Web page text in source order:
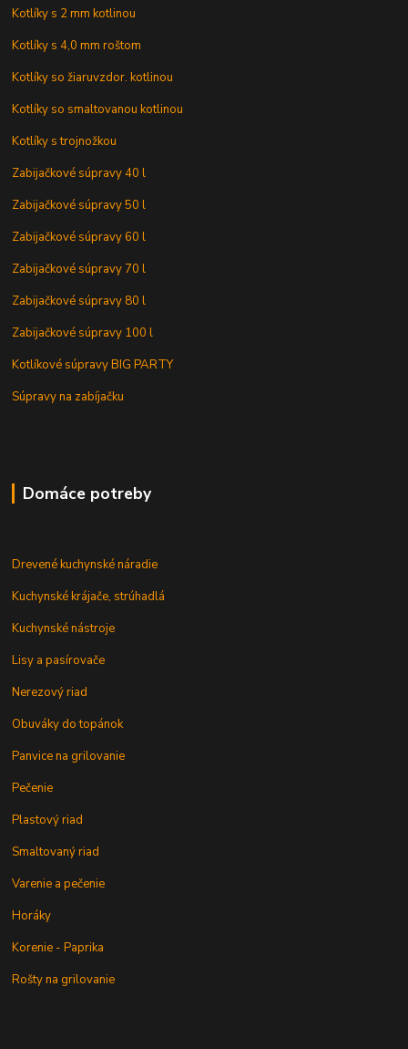
Kotlíky s 2 mm kotlinou
Kotlíky s 4,0 mm roštom
Kotlíky so žiaruvzdor. kotlinou
Kotlíky so smaltovanou kotlinou
Kotlíky s trojnožkou
Zabijačkové súpravy 40 l
Zabijačkové súpravy 50 l
Zabijačkové súpravy 60 l
Zabijačkové súpravy 70 l
Zabijačkové súpravy 80 l
Zabijačkové súpravy 100 l
Kotlíkové súpravy BIG PARTY
Súpravy na zabíjačku
Domáce potreby
Drevené kuchynské náradie
Kuchynské krájače, strúhadlá
Kuchynské nástroje
Lisy a pasírovače
Nerezový riad
Obuváky do topánok
Panvice na grilovanie
Pečenie
Plastový riad
Smaltovaný riad
Varenie a pečenie
Horáky
Korenie - Paprika
Rošty na grilovanie